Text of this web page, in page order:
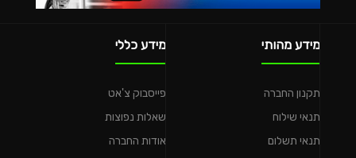
מידע כללי
פייסבוק צ'אט
שאלות נפוצות
אודות החברה
מידע מהותי
תקנון החברה
תנאי שילוח
תנאי תשלום